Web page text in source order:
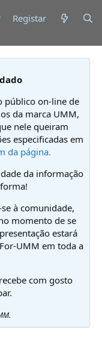
Registar
público on-line de
da marca UMM,
nele queiram
especificadas em
da página.
da informação
à comunidade,
momento de se
estará
UMM em toda a
com gosto